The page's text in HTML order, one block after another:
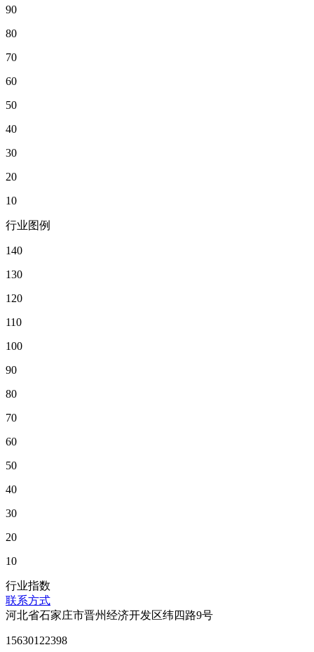
90
80
70
60
50
40
30
20
10
行业图例
140
130
120
110
100
90
80
70
60
50
40
30
20
10
行业指数
联系方式
河北省石家庄市晋州经济开发区纬四路9号
15630122398